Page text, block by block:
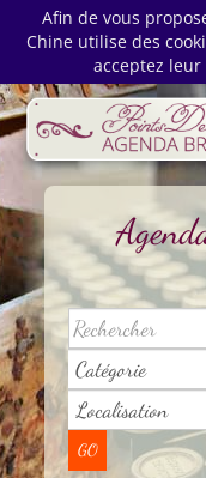
Afin de vous
Chine utilise des
acceptez